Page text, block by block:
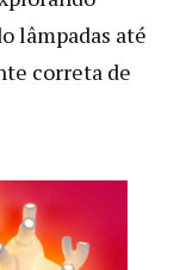
lâmpadas até
correta de